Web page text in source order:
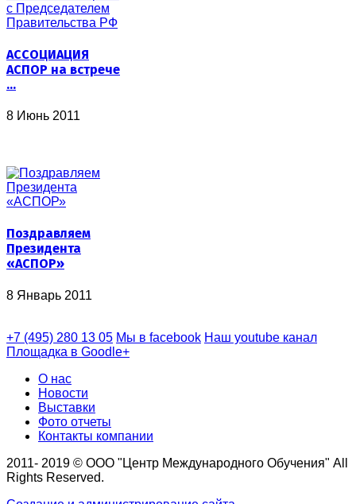
АССОЦИАЦИЯ
АСПОР на встрече
…
8 Июнь 2011
Поздравляем
Президента
«АСПОР»
8 Январь 2011
+7 (495) 280 13 05 Мы в facebook Наш youtube канал
Площадка в Goodle+
О нас
Новости
Выставки
Фото отчеты
Контакты компании
2011- 2019 © ООО "Центр Международного Обучения" All
Rights Reserved.